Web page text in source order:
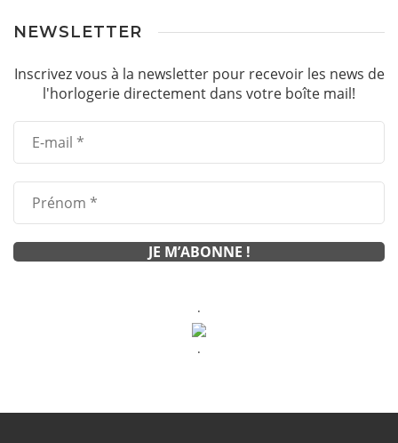
NEWSLETTER
Inscrivez vous à la newsletter pour recevoir les news de
l'horlogerie directement dans votre boîte mail!
.
.